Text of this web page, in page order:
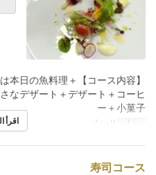
たは本日の魚料理＋
なデザート＋デザート＋コーヒ
ー＋小菓子
وجبات العشاء اقرأ
寿司コース